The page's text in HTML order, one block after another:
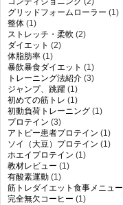
グリッドフォームローラー (1)
整体 (1)
ストレッチ・柔軟 (2)
ダイエット (2)
体脂肪率 (1)
暴飲暴食ダイエット (1)
トレーニング法紹介 (3)
ジャンプ、跳躍 (1)
初めての筋トレ (1)
初動負荷トレーニング (1)
プロテイン (3)
アトピー患者プロテイン (1)
ソイ（大豆）プロテイン (1)
ホエイプロテイン (1)
教材レビュー (1)
有酸素運動 (1)
筋トレダイエット食事メニュー
完全無欠コーヒー (1)